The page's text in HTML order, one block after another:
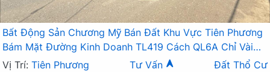
Bất Động Sản Chương Mỹ Bán Đất Khu Vực Tiên Phương
Bám Mặt Đường Kinh Doanh TL419 Cách QL6A Chỉ Vài
Trăm Mét
Vị Trí: Tiên Phương Tư Vấn
Đất Thổ Cư